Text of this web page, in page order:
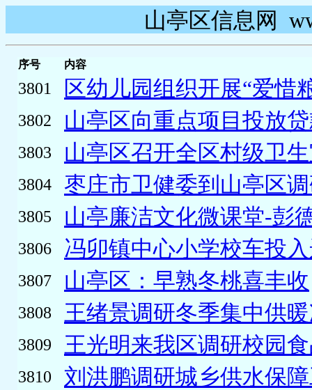
山亭区信息网
序号 内容
3801 区幼儿园组织开展“爱惜
3802 山亭区向重点项目投放
3803 山亭区召开全区村级卫
3804 枣庄市卫健委到山亭区
3805 山亭廉洁文化微课堂-彭
3806 冯卯镇中心小学校车投
3807 山亭区：早熟冬桃喜丰收
3808 王绪景调研冬季集中供
3809 王光明来我区调研校园
3810 刘洪鹏调研城乡供水保